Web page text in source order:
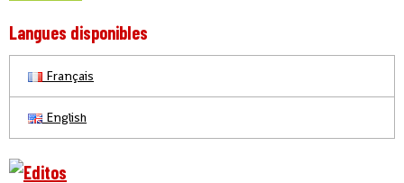
Langues disponibles
Français
English